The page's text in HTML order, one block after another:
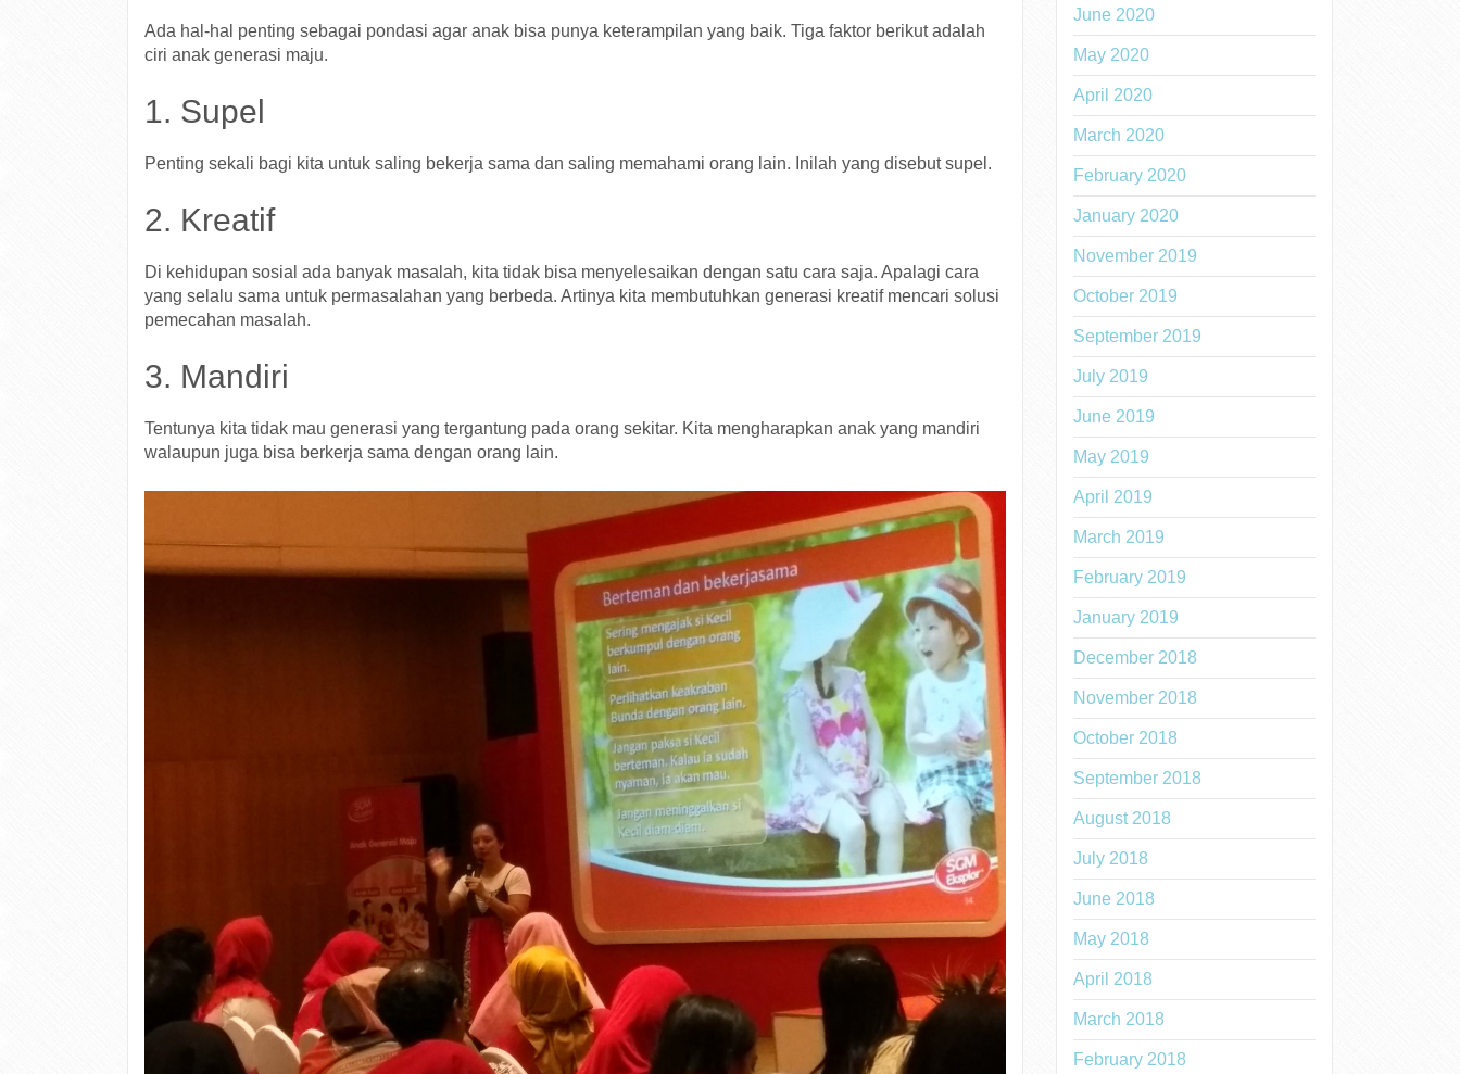
Ada hal-hal penting sebagai pondasi agar anak bisa punya keterampilan yang baik. Tiga faktor berikut adalah
ciri anak generasi maju.
1. Supel
Penting sekali bagi kita untuk saling bekerja sama dan saling memahami orang lain. Inilah yang disebut supel.
2. Kreatif
Di kehidupan sosial ada banyak masalah, kita tidak bisa menyelesaikan dengan satu cara saja. Apalagi cara
yang selalu sama untuk permasalahan yang berbeda. Artinya kita membutuhkan generasi kreatif mencari solusi
pemecahan masalah.
3. Mandiri
Tentunya kita tidak mau generasi yang tergantung pada orang sekitar. Kita mengharapkan anak yang mandiri
walaupun juga bisa berkerja sama dengan orang lain.
June 2020
May 2020
April 2020
March 2020
February 2020
January 2020
November 2019
October 2019
September 2019
July 2019
June 2019
May 2019
April 2019
March 2019
February 2019
January 2019
December 2018
November 2018
October 2018
September 2018
August 2018
July 2018
June 2018
May 2018
April 2018
March 2018
February 2018